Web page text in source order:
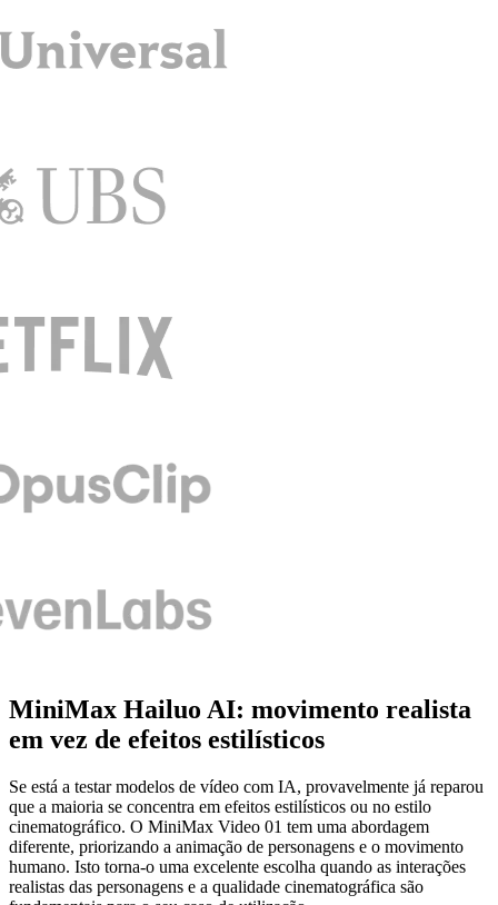
MiniMax Hailuo AI: movimento realista
em vez de efeitos estilísticos
Se está a testar modelos de vídeo com IA, provavelmente já reparou
que a maioria se concentra em efeitos estilísticos ou no estilo
cinematográfico. O MiniMax Video 01 tem uma abordagem
diferente, priorizando a animação de personagens e o movimento
humano. Isto torna-o uma excelente escolha quando as interações
realistas das personagens e a qualidade cinematográfica são